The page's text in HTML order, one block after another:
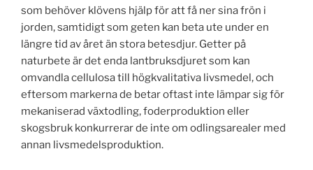
som behöver klövens hjälp för att få ner sina frön i
jorden, samtidigt som geten kan beta ute under en
längre tid av året än stora betesdjur. Getter på
naturbete är det enda lantbruksdjuret som kan
omvandla cellulosa till högkvalitativa livsmedel, och
eftersom markerna de betar oftast inte lämpar sig för
mekaniserad växtodling, foderproduktion eller
skogsbruk konkurrerar de inte om odlingsarealer med
annan livsmedelsproduktion.